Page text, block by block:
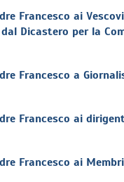
Francesco ai
Dicastero per la
Francesco a
Francesco ai
Francesco ai